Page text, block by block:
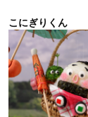
こにぎりくん